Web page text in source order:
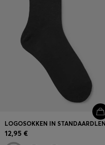
12,95 €